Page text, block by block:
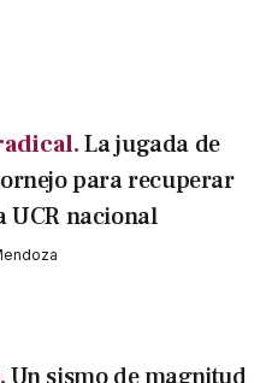
La jugada de
para recuperar
UCR nacional